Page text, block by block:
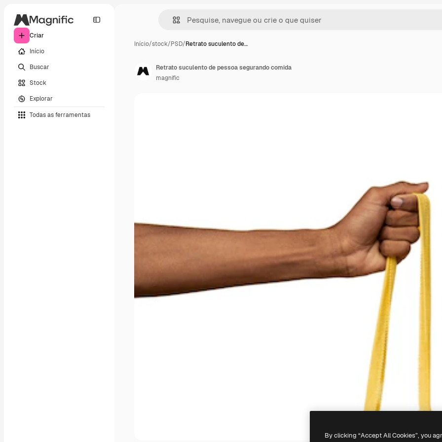
Criar
Início
Buscar
Stock
Explorar
Todas as ferramentas
Início/stock/PSD/Retrato suculento de…
Retrato suculento de pessoa segurando comida
magnific
By clicking “Accept All Cookies”, you